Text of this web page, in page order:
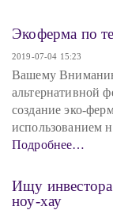
Экоферма по
2019-07-04 15:23
Вашему Вниманию
альтернативной
создание эко-
использованием
Подробнее…
Ищу
ноу-хау